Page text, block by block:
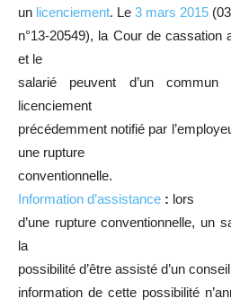
un licenciement. Le 3 mars 2015
n°13-20549), la Cour de cassation
et le
salarié peuvent d’un
licenciement
précédemment notifié par
une rupture
conventionnelle.
Information d’assistance : lors
d’une rupture conventionnelle, un
la
possibilité d’être assisté d’un
information de cette possibilité